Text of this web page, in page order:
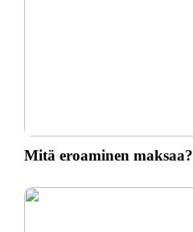
Mitä eroaminen maksaa?